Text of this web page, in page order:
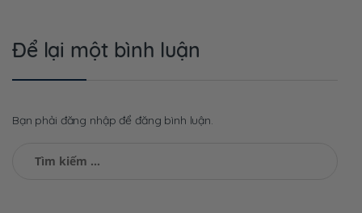
Để lại một bình luận
Bạn phải đăng nhập để đăng bình luận.
kiếm